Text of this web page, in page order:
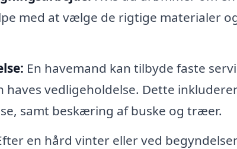
med at vælge de rigtige materialer
En havemand kan tilbyde faste
haves vedligeholdelse. Dette
samt beskæring af buske og træer.
en hård vinter eller ved